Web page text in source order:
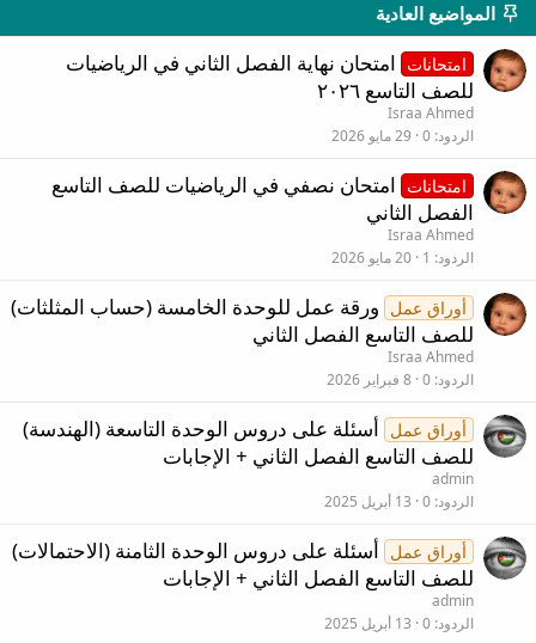
المواضيع العادية
امتحانات امتحان نهاية الفصل الثاني في الرياضيات
للصف التاسع ٢٠٢٦
Israa Ahmed
الردود 0 29 مايو 2026
امتحانات امتحان نصفي في الرياضيات للصف التاسع
الفصل الثاني
Israa Ahmed
الردود 1 20 مايو 2026
أوراق عمل ورقة عمل للوحدة الخامسة (حساب المثلثات)
للصف التاسع الفصل الثاني
Israa Ahmed
الردود 0 8 فبراير 2026
أوراق عمل أسئلة على دروس الوحدة التاسعة (الهندسة)
للصف التاسع الفصل الثاني + الإجابات
admin
الردود 0 13 أبريل 2025
أوراق عمل أسئلة على دروس الوحدة الثامنة (الاحتمالات)
للصف التاسع الفصل الثاني + الإجابات
admin
الردود 0 13 أبريل 2025